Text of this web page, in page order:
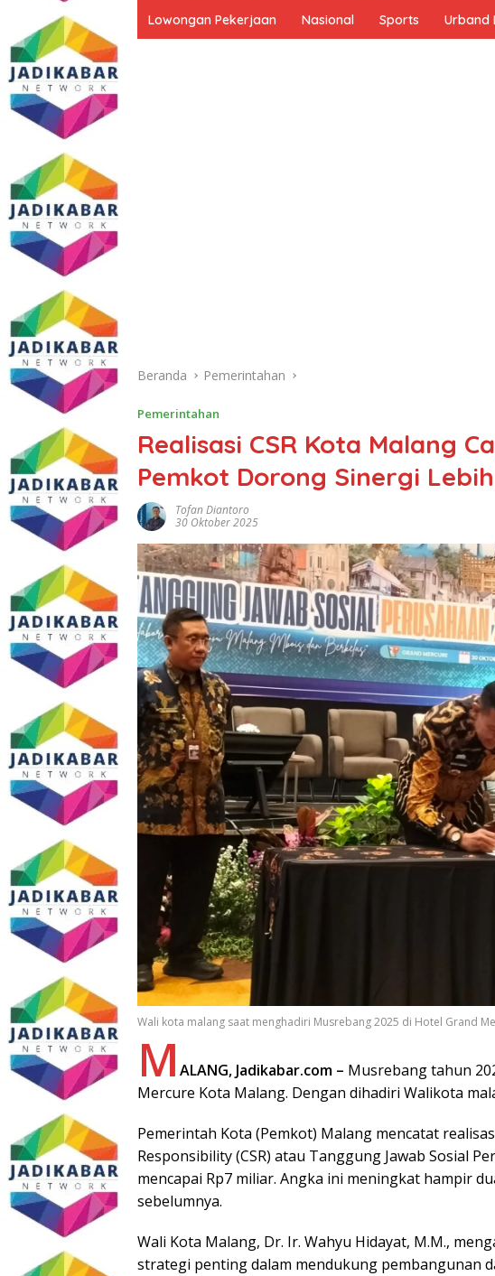
Lowongan Pekerjaan Nasional Sports Urband
Beranda Pemerintahan
Pemerintahan
Realisasi CSR Kota Malang
Pemkot Dorong Sinergi
Tofan Diantoro
30 Oktober 2025
Wali kota malang saat menghadiri Musrebang 2025 di Hotel Grand
M ALANG, Jadikabar.com – Musrebang tahun
Mercure Kota Malang. Dengan dihadiri Walikota
Pemerintah Kota (Pemkot) Malang mencatat
Responsibility (CSR) atau Tanggung Jawab Sosial
mencapai Rp7 miliar. Angka ini meningkat hampir
sebelumnya.
Wali Kota Malang, Dr. Ir. Wahyu Hidayat, M.M.,
strategi penting dalam mendukung pembangunan